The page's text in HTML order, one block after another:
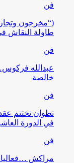
فن
(“مخرجون
طاولة النقاش
فن
عبدالله
خالصة
فن
تطوان تختتم
في الدورة
فن
مراكش